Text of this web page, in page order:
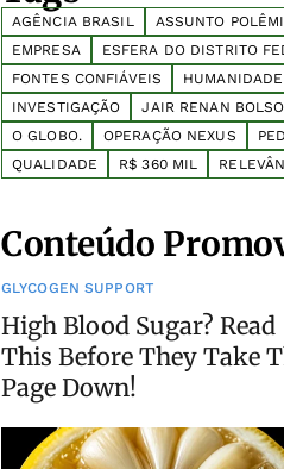
AGÊNCIA BRASIL ASSUNTO
EMPRESA
ESFERA DO DISTRITO
FONTES CONFIÁVEIS
HUMANIDADE
INVESTIGAÇÃO
JAIR RENAN
O GLOBO.
OPERAÇÃO NEXUS
QUALIDADE
R$ 360 MIL